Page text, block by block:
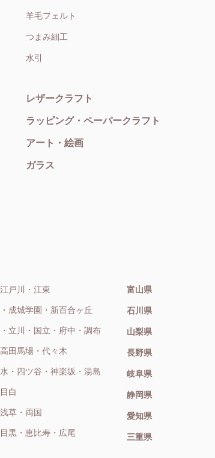
羊毛フェルト
つまみ細工
水引
レザークラフト
ラッピング・ペーパークラフト
アート・絵画
ガラス
戸川・江東
成城学園・新百合ヶ丘
立川・国立・府中・調布
田馬場・代々木
・四ツ谷・神楽坂・湯島
白
草・両国
黒・恵比寿・広尾
富山県
石川県
山梨県
長野県
岐阜県
静岡県
愛知県
三重県